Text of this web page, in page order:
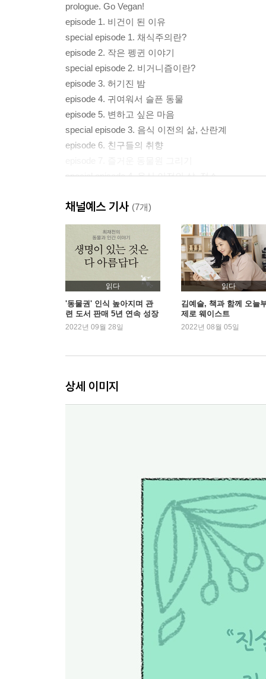
prologue. Go Vegan!
episode 1. 비건이 된 이유
special episode 1. 채식주의란?
episode 2. 작은 펭귄 이야기
special episode 2. 비거니즘이란?
episode 3. 허기진 밤
episode 4. 귀여워서 슬픈 동물
episode 5. 변하고 싶은 마음
special episode 3. 음식 이전의 삶, 산란계
episode 6. 친구들의 취향
special episode 4. 음식 이전의 삶, 젖소
episode 9. 마음을 행동으로
special episode 5. 음식 이전의 삶, 돼지
episode 10. 우울한 아멜리
episode 11. 소소한 아멜리
special episode 6. 음식 이전의 삶, 개
episode 12. 글쓰기 모임
episode 13. 동물 인형
special episode 7. 모피
episode 14. 이미지가 뭐라고
episode 17. 아멜리가 병원을 옮긴 이유
episode 18. 현실과 이상 사이에서
episode 21. 보통의 나들이
episode 22. 처음 연결되던 순간
episode 23. 요리 모임
special episode 11. 채식의 영양
episode 24. 아멜리의 마음
episode 25. 타성의 안개
special episode 12. 육식과 환경
episode 26. 완벽주의자
episode 27. 서른 살의 아멜리
special episode 13. 대체 요리
episode 29. 내향인 아멜리
episode 30. 동물 해방
채널예스 기사 (7개)
읽다
'동물권' 인식 높아지며 관
련 도서 판매 5년 연속 성장
세
2022년 09월 28일
읽다
김예슬, 책과 함께 오늘
제로 웨이스트
2022년 08월 05일
상세 이미지